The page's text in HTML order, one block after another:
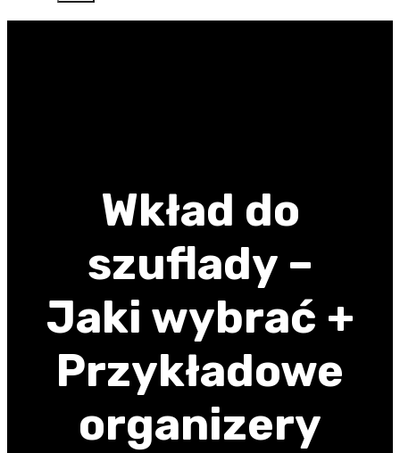
Wkład do
szuflady –
Jaki wybrać +
Przykładowe
organizery